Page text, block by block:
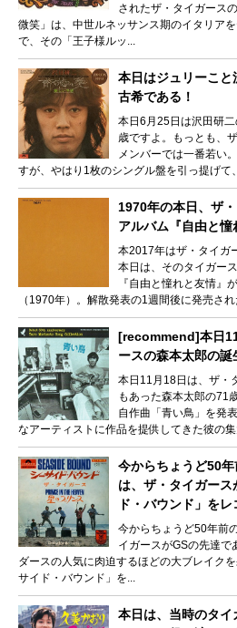
されたザ・タイガース
微笑」は、中世ルネッサンス期のイタリア
で、その「王子様ルッ...
本日はジュリーこと
古希である！
本日6月25日は沢田研
歳ですよ。もっとも、
メンバーでは一番若い
すが、やはり1枚のシングル盤を引っ提げて
1970年の本日、ザ
アルバム『自由と
本2017年はザ・タイガ
本日は、そのタイガー
『自由と憧れと友情』
（1970年）。解散発表の1週間後に発売さ
[recommend]本日
ースの森本太郎の誕
本日11月18日は、ザ・
もあった森本太郎の71
自作曲「青い鳥」を発
なアーティストに作品を提供してきた彼の
今からちょうど50
は、ザ・タイガー
ド・バウンド」を
今からちょうど50年前
イガースがGSの先達で
ダースの人気に肉迫するほどの大ブレイク
サイド・バウンド」を...
本日は、当時のタ